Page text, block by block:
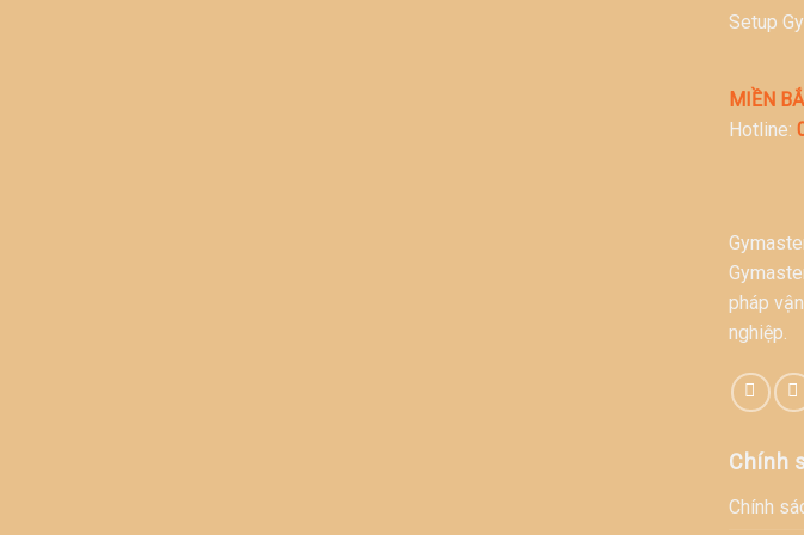
Setup
MIỀN
Hotline:
pháp
nghiệp.
Chính
Chính